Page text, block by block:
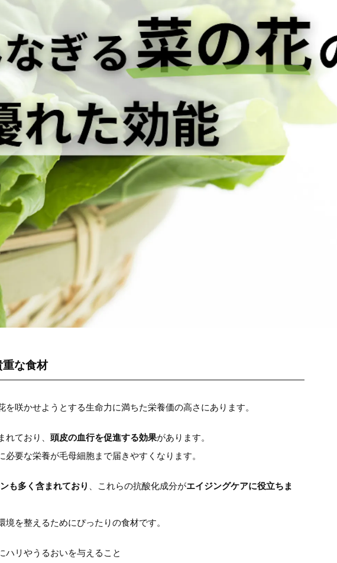
な食材
を咲かせようとする生命力に満ちた栄養価の高さにあります。
れており、 頭皮の血行を促進する効果があります。
必要な栄養が毛母細胞まで届きやすくなります。
も多く含まれており 、これらの抗酸化成分がエイジングケアに役立ちま
を整えるためにぴったりの食材です。
リやうるおいを与えること